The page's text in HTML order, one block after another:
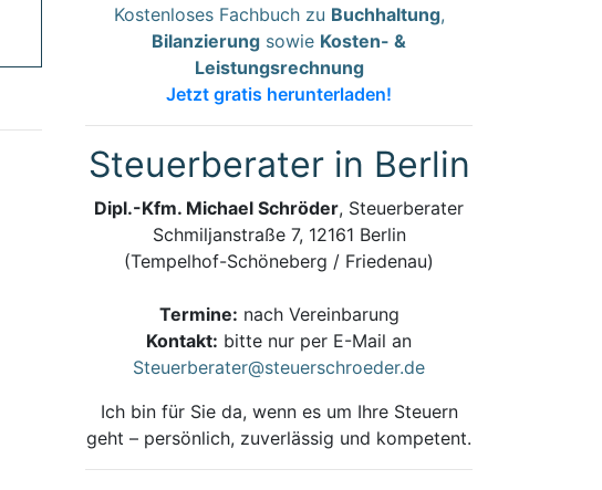
Kostenloses Fachbuch zu Buchhaltung,
Bilanzierung sowie Kosten- &
Leistungsrechnung
Jetzt gratis herunterladen!
Steuerberater in Berlin
Dipl.-Kfm. Michael Schröder, Steuerberater
Schmiljanstraße 7, 12161 Berlin
(Tempelhof-Schöneberg / Friedenau)
Termine: nach Vereinbarung
Kontakt: bitte nur per E-Mail an
Steuerberater@steuerschroeder.de
Ich bin für Sie da, wenn es um Ihre Steuern
geht – persönlich, zuverlässig und kompetent.